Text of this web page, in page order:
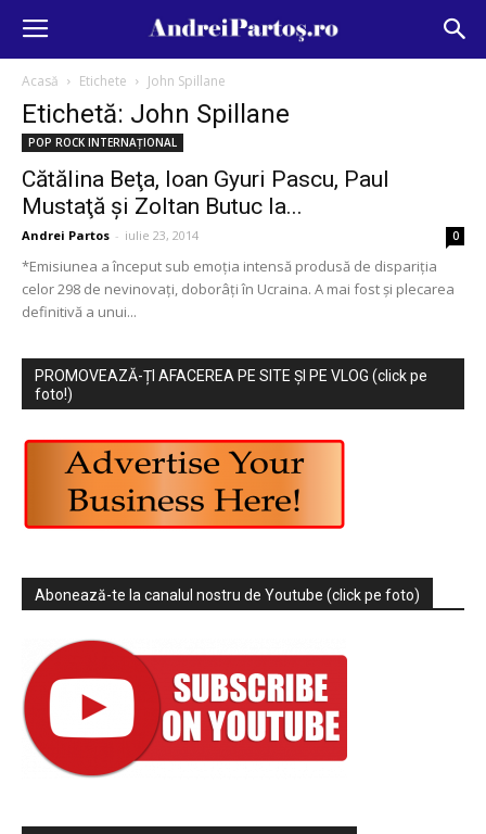
Acasă Etichete John Spillane
Etichetă: John Spillane
POP ROCK INTERNAȚIONAL
Cătălina Beţa, Ioan Gyuri Pascu, Paul
Mustaţă şi Zoltan Butuc la...
Andrei Partos - iulie 23, 2014 0
*Emisiunea a început sub emoţia intensă produsă de dispariţia
celor 298 de nevinovaţi, doborâţi în Ucraina. A mai fost şi plecarea
definitivă a unui...
PROMOVEAZĂ-ȚI AFACEREA PE SITE ȘI PE VLOG (click pe
foto!)
Abonează-te la canalul nostru de Youtube (click pe foto)